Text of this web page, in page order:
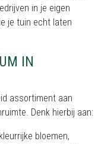
in je eigen
je tuin echt laten
IN
assortiment aan
Denk hierbij aan:
bloemen,